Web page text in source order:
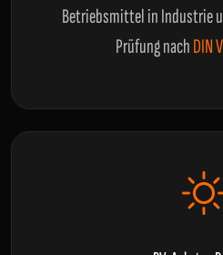
Betriebsmittel in Industrie
Prüfung nachDIN